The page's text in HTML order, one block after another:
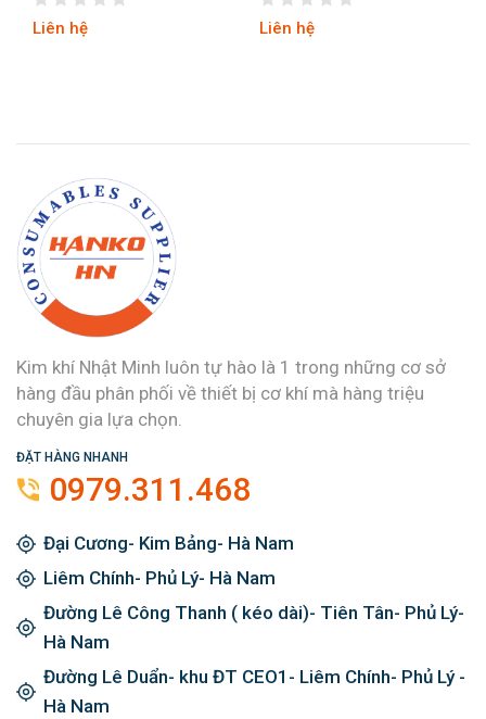
Liên hệ Liên hệ
Kim khí Nhật Minh luôn tự hào là 1 trong những cơ sở
hàng đầu phân phối về thiết bị cơ khí mà hàng triệu
chuyên gia lựa chọn.
ĐẶT HÀNG NHANH
0979.311.468
Đại Cương- Kim Bảng- Hà Nam
Liêm Chính- Phủ Lý- Hà Nam
Đường Lê Công Thanh ( kéo dài)- Tiên Tân- Phủ Lý-
Hà Nam
Đường Lê Duẩn- khu ĐT CEO1- Liêm Chính- Phủ Lý -
Hà Nam